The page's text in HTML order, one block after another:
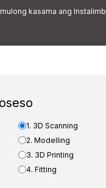
kasama ang Instalimb
1. 3D Scanning
2. Modelling
3. 3D Printing
4. Fitting